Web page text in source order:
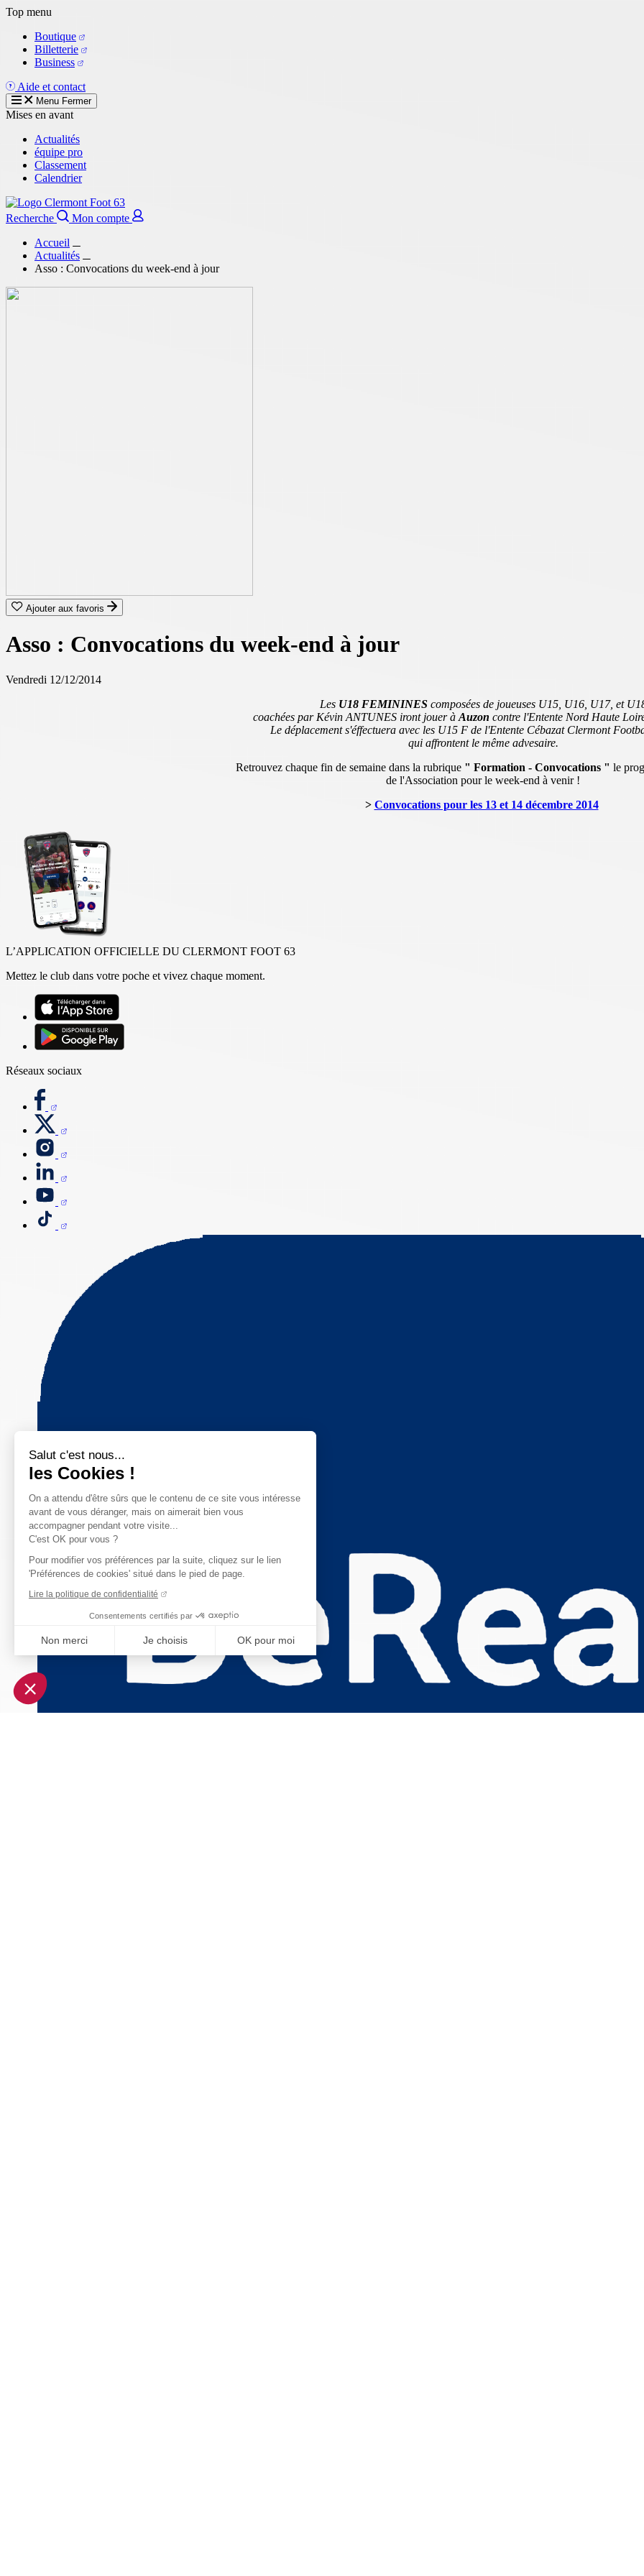
Salut c'est nous...
les Cookies !
On a attendu d'être sûrs que le contenu de ce site vous intéresse
avant de vous déranger, mais on aimerait bien vous
accompagner pendant votre visite...
C'est OK pour vous ?
Pour modifier vos préférences par la suite, cliquez sur le lien
'Préférences de cookies' situé dans le pied de page.
Lire la politique de confidentialité
Consentements certifiés par
Non merci Je choisis OK pour moi
Plateforme de Gestion du Consentement : Personnalisez vos Options
Notre plateforme vous permet d'adapter et de gérer vos paramètres de confidentialité, en garantissant la conformité avec
Aller
contenu
principal
Top menu
Boutique
Billetterie
Business
Aide et contact
Menu Fermer
Mises en avant
Actualités
équipe pro
Classement
Calendrier
Recherche
Mon compte
Accueil
Actualités
Asso : Convocations du week-end à jour
Ajouter aux favoris
Asso : Convocations du week-end à jour
Vendredi 12/12/2014
Les U18 FEMININEScomposées de joueuses U15, U16, U17, et
coachées par Kévin ANTUNES iront jouer à Auzon contre l'Entente Nord Haute
Le déplacement s'éffectuera avec les U15 F de l'Entente Cébazat Clermont
qui affrontent le même advesaire.
Retrouvez chaque fin de semaine dans la rubrique " Formation - Convocations " le
de l'Association pour le week-end à venir !
> Convocations pour les 13 et 14 décembre 2014
L’APPLICATION OFFICIELLE DU CLERMONT FOOT 63
Mettez le club dans votre poche et vivez chaque moment.
Réseaux sociaux